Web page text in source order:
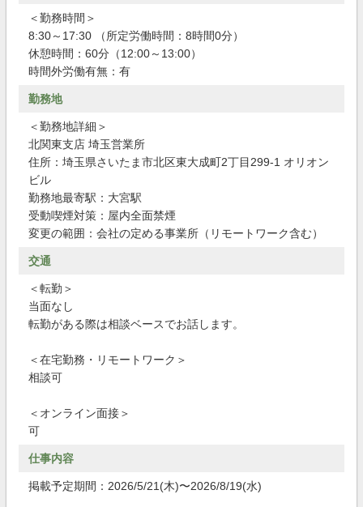
＜勤務時間＞
8:30～17:30 （所定労働時間：8時間0分）
休憩時間：60分（12:00～13:00）
時間外労働有無：有
勤務地
＜勤務地詳細＞
北関東支店 埼玉営業所
住所：埼玉県さいたま市北区東大成町2丁目299-1 オリオン
ビル
勤務地最寄駅：大宮駅
受動喫煙対策：屋内全面禁煙
変更の範囲：会社の定める事業所（リモートワーク含む）
交通
＜転勤＞
当面なし
転勤がある際は相談ベースでお話します。
＜在宅勤務・リモートワーク＞
相談可
＜オンライン面接＞
可
仕事内容
掲載予定期間：2026/5/21(木)〜2026/8/19(水)